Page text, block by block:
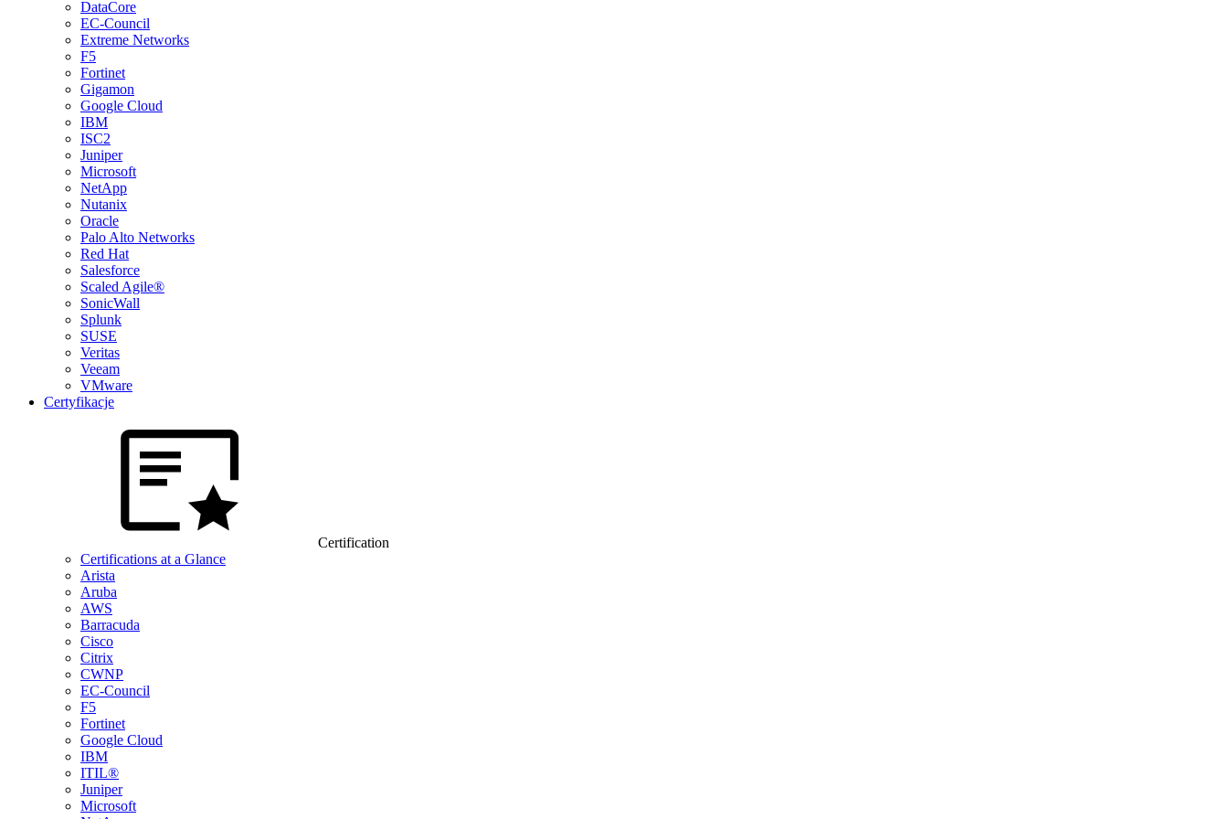
DataCore
EC-Council
Extreme Networks
F5
Fortinet
Gigamon
Google Cloud
IBM
ISC2
Juniper
Microsoft
NetApp
Nutanix
Oracle
Palo Alto Networks
Red Hat
Salesforce
Scaled Agile®
SonicWall
Splunk
SUSE
Veritas
Veeam
VMware
Certyfikacje
Certification
Certifications at a Glance
Arista
Aruba
AWS
Barracuda
Cisco
Citrix
CWNP
EC-Council
F5
Fortinet
Google Cloud
IBM
ITIL®
Juniper
Microsoft